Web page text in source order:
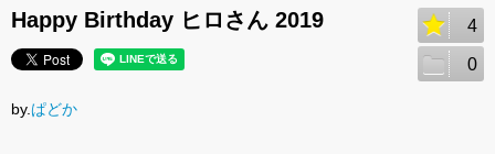
Happy Birthday ヒロさん 2019 4
0
by.ぱどか